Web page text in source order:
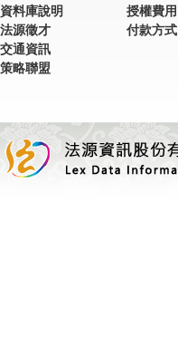
資料庫說明
法源徵才
交通資訊
策略聯盟
授權費用
付款方式